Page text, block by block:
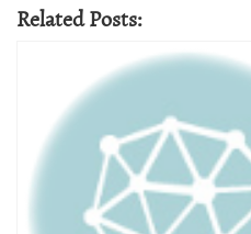
Related Posts: